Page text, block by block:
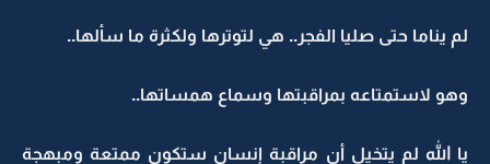
لم يناما حتى صليا الفجر.. هي لتوترها ولكثرة ما سألها..
وهو لاستمتاعه بمراقبتها وسماع همساتها..
يا الله لم يتخيل أن مراقبة إنسان ستكون ممتعة ومبهجة